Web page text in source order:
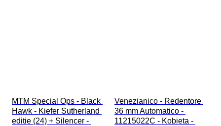
MTM Special Ops - Black
Hawk - Kiefer Sutherland
editie (24) + Silencer -
Venezianico - Redentore
36 mm Automatico -
11215022C - Kobieta -